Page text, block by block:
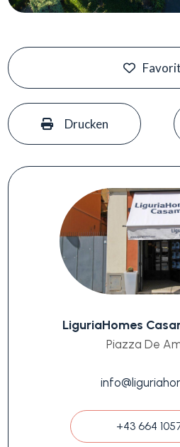
Drucken
LiguriaHomes
Piazza De
+43 664